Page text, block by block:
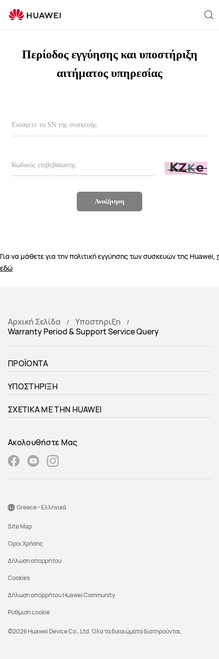
Query
Περίοδος εγγύησης και υποστήριξη
αιτήματος υπηρεσίας
Αναζήτηση
Για να μάθετε για την πολιτική εγγύησης των συσκευών της Huawei,
εδώ
Αρχική Σελίδα
Υποστηριξη
Warranty Period & Support Service Query
ΠΡΟΪΟΝΤΑ
ΥΠΟΣΤΗΡΙΞΗ
ΣΧΕΤΙΚΑ ΜΕ ΤΗΝ HUAWEI
Ακολουθήστε Μας
©2026 Huawei Device Co., Ltd. Όλα τα δικαιώματα διατηρούνται.
Site Map
Όροι Χρήσης
Δήλωση απορρήτου
Cookies
Δήλωση απορρήτου Huawei Community
Ρύθμιση cookie
Greece - Ελληνικά